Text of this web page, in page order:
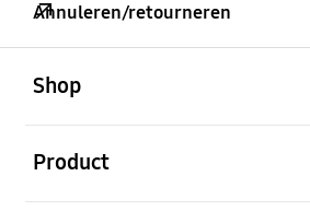
Annuleren/retourneren
Shop
Product